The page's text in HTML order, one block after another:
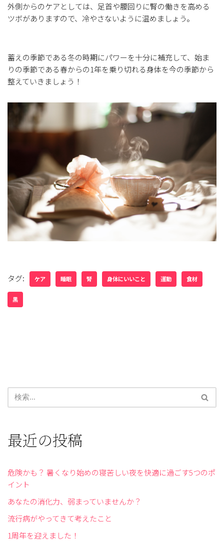
外側からのケアとしては、足首や腰回りに腎の働きを高める
ツボがありますので、冷やさないように温めましょう。
蓄えの季節である冬の時期にパワーを十分に補充して、始ま
りの季節である春からの1年を乗り切れる身体を今の季節から
整えていきましょう！
タグ: ケア 睡眠 腎 身体にいいこと 運動 食材
黒
最近の投稿
危険かも？ 暑くなり始めの寝苦しい夜を快適に過ごす5つのポ
イント
あなたの消化力、弱まっていませんか？
流行病がやってきて考えたこと
1周年を迎えました！